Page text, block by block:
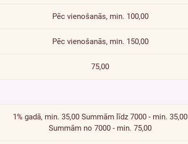
Pēc vienošanās, min. 100,00
Pēc vienošanās, min. 150,00
75,00
1% gadā, min. 35,00 Summām līdz 7000 - min. 35,00
Summām no 7000 - min. 75,00